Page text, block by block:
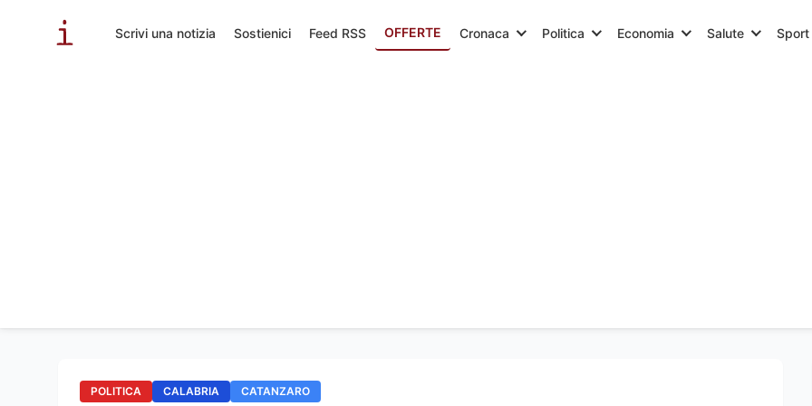
Scrivi una notizia Sostienici Feed RSS OFFERTE Cronaca Politica Economia Salute Sport
POLITICA CALABRIA CATANZARO